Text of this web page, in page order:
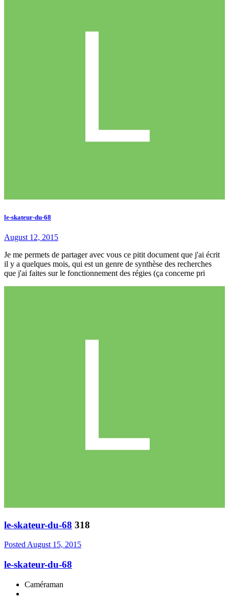
le-skateur-du-68
August 12, 2015
Je me permets de partager avec vous ce pitit document que j'ai écrit
il y a quelques mois, qui est un genre de synthèse des recherches
que j'ai faites sur le fonctionnement des régies (ça concerne pri
le-skateur-du-68 318
Posted August 15, 2015
le-skateur-du-68
Caméraman